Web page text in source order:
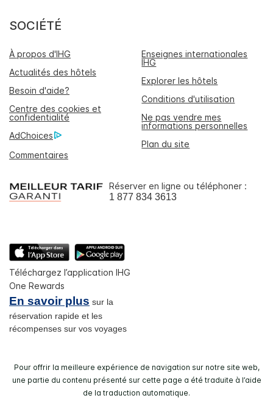
SOCIÉTÉ
À propos d'IHG
Enseignes internationales
IHG
Actualités des hôtels
Explorer les hôtels
Besoin d'aide?
Conditions d'utilisation
Centre des cookies et
confidentialité
Ne pas vendre mes
informations personnelles
AdChoices
Plan du site
Commentaires
Réserver en ligne ou téléphoner :
1 877 834 3613
Téléchargez l’application IHG
One Rewards
En savoir plus sur la
réservation rapide et les
récompenses sur vos voyages
Pour offrir la meilleure expérience de navigation sur notre site web,
une partie du contenu présenté sur cette page a été traduite à l’aide
de la traduction automatique.